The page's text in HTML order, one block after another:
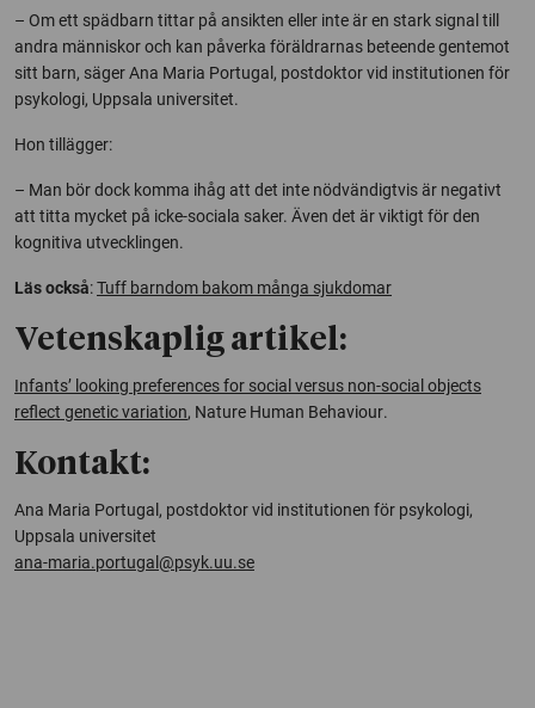
– Om ett spädbarn tittar på ansikten eller inte är en stark signal till
andra människor och kan påverka föräldrarnas beteende gentemot
sitt barn, säger Ana Maria Portugal, postdoktor vid institutionen för
psykologi, Uppsala universitet.
Hon tillägger:
– Man bör dock komma ihåg att det inte nödvändigtvis är negativt
att titta mycket på icke-sociala saker. Även det är viktigt för den
kognitiva utvecklingen.
Läs också:Tuff barndom bakom många sjukdomar
Vetenskaplig artikel:
Infants’ looking preferences for social versus non-social objects
reflect genetic variation, Nature Human Behaviour.
Kontakt:
Ana Maria Portugal, postdoktor vid institutionen för psykologi,
Uppsala universitet
ana-maria.portugal@psyk.uu.se